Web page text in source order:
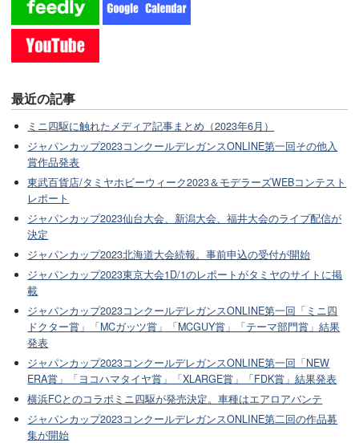
最近の記事
ミニ四駆に触れたメディア記事まとめ（2023年6月）
ジャパンカップ2023コンクールデレガンスONLINE第一回その他入
賞作品発表
東武百貨店/タミヤホビーウィーク2023＆モデラーズWEBコンテスト
レポート
ジャパンカップ2023仙台大会、新潟大会、福井大会のライブ配信が
決定
ジャパンカップ2023北海道大会続報。事前申込の受付が開始
ジャパンカップ2023東京大会1D/1のレポートがタミヤのサイトに掲
載
ジャパンカップ2023コンクールデレガンスONLINE第一回「ミニ四
ドクター賞」「MCガッツ賞」「MCGUY賞」「テーマ部門賞」結果
発表
ジャパンカップ2023コンクールデレガンスONLINE第一回「NEW
ERA賞」「ヨコハマタイヤ賞」「XLARGE賞」「FDK賞」結果発表
横浜FCとのコラボミニ四駆が発売決定。車種はエアロアバンテ
ジャパンカップ2023コンクールデレガンスONLINE第二回の作品募
集が開始